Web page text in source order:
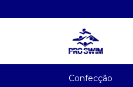
Confecção